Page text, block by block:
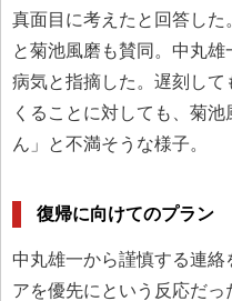
真面目に考えたと回答し
と菊池風磨も賛同。中丸
病気と指摘した。遅刻し
くることに対しても、菊
ん」と不満そうな様子。
復帰に向けてのプラン
中丸雄一から謹慎する連
アを優先にという反応だ